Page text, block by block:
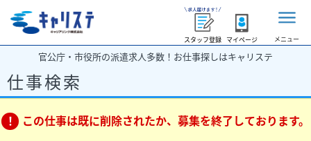
スタッフ登録 マイページ メニュー
官公庁・市役所の派遣求人多数！お仕事探しはキャリステ
仕事検索
この仕事は既に削除されたか、募集を終了しております。